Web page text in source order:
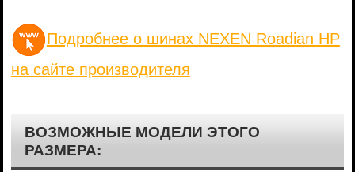
Подробнее о шинах NEXEN Roadian HP
на сайте производителя
ВОЗМОЖНЫЕ МОДЕЛИ ЭТОГО
РАЗМЕРА: